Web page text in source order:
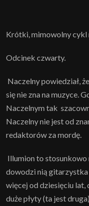
Krótki, mimowolny cykl
Odcinek czwarty.
Naczelny powiedział,
się nie zna na muzyce.
Naczelnym tak
Naczelny nie jest od
redaktorów za mordę.
Illumion to stosunkowo
dowodzi nią gitarzystka
więcej od dziesięciu lat,
duże płyty (ta jest